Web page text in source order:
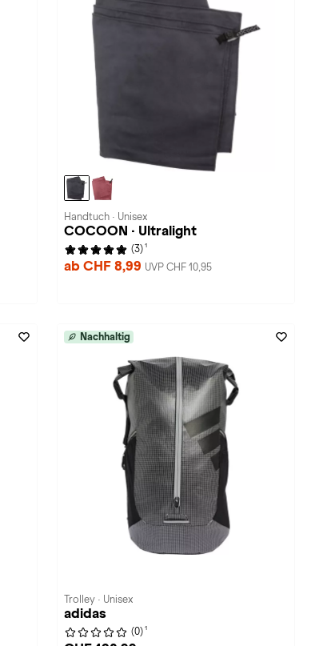
Handtuch · Unisex
COCOON · Ultralight
(3) 1
ab CHF 8,99 UVP CHF 10,95
Nachhaltig
Trolley · Unisex
adidas
(0) 1